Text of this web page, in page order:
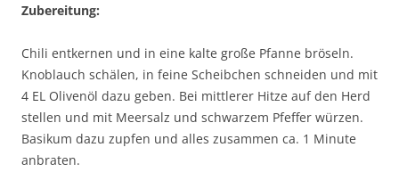
Zubereitung:
Chili entkernen und in eine kalte große Pfanne bröseln.
Knoblauch schälen, in feine Scheibchen schneiden und mit
4 EL Olivenöl dazu geben. Bei mittlerer Hitze auf den Herd
stellen und mit Meersalz und schwarzem Pfeffer würzen.
Basikum dazu zupfen und alles zusammen ca. 1 Minute
anbraten.